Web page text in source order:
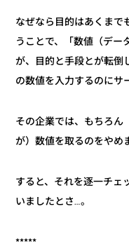
なぜなら目的はあくまで
うことで、「数値（デー
が、目的と手段とが転倒
の数値を入力するのにサ
その企業では、もちろん
が）数値を取るのをやめ
すると、それを逐一チェ
いましたとさ…。
*****